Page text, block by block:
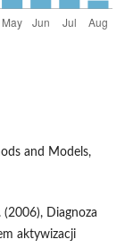
and Models,
Diagnoza
aktywizacji